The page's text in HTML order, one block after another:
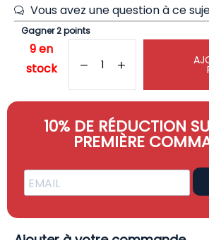
Vous avez une question à ce
Gagner 2 points
9 en
stock
10% DE RÉDUCTION
PREMIÈRE